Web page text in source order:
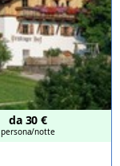
da 30 €
persona/notte